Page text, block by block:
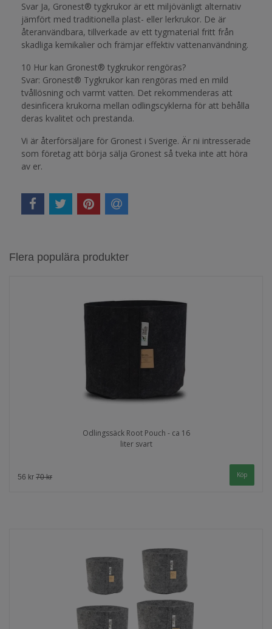
Svar Ja, Gronest® tygkrukor är ett miljövänligt alternativ
jämfört med traditionella plast- eller lerkrukor. De är
återanvändbara, tillverkade av ett tygmaterial fritt från
skadliga kemikalier och främjar effektiv vattenanvändning.
10 Hur kan Gronest® tygkrukor rengöras?
Svar: Gronest® Tygkrukor kan rengöras med en mild
tvållösning och varmt vatten. Det rekommenderas att
desinficera krukorna mellan odlingscyklerna för att behålla
deras kvalitet och prestanda.
Vi är återförsäljare för Gronest i Sverige. Är ni intresserade
som företag att börja sälja Gronest så tveka inte att höra
av er.
Flera populära produkter
Odlingssäck Root Pouch - ca 16
liter svart
56 kr 70 kr